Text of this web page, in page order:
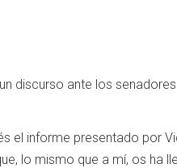
discurso ante los
el informe presentado por
lo mismo que a mí, os ha